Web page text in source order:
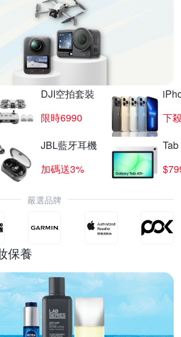
DJI空拍套裝
限時6990
下
JBL藍牙耳機
加碼送3%
嚴選品牌
保養